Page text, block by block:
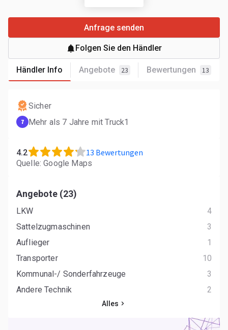
Händler Info Angebote 23 Bewertungen 13
Anfrage senden
Folgen Sie den Händler
Sicher
7 Mehr als 7 Jahre mit Truck1
4.2 13 Bewertungen
Quelle: Google Maps
Angebote (23)
LKW
4
Sattelzugmaschinen
3
Auflieger
1
Transporter
10
Kommunal-/ Sonderfahrzeuge
3
Andere Technik
2
Alles